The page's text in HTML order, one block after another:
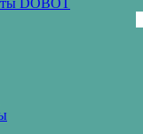
DOBOT